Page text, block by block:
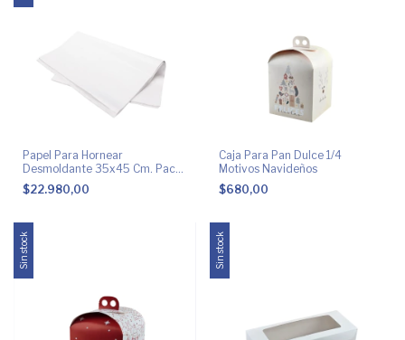
Papel Para Hornear
Desmoldante 35x45 Cm. Pack
1 Kg.
$22.980,00
Caja Para Pan Dulce 1/4
Motivos Navideños
$680,00
Sin stock Sin stock